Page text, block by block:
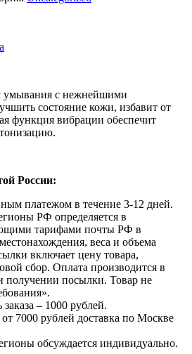
умывания с нежнейшими
состояние кожи, избавит от
функция вибрации обеспечит
России:
платежом в течение 3-12 дней.
РФ определяется в
тарифами почты РФ в
веса и объема
включает цену товара,
сбор. Оплата производится в
получении посылки. Товар не
– 1000 рублей.
7000 рублей доставка по Москве
обсуждается индивидуально.